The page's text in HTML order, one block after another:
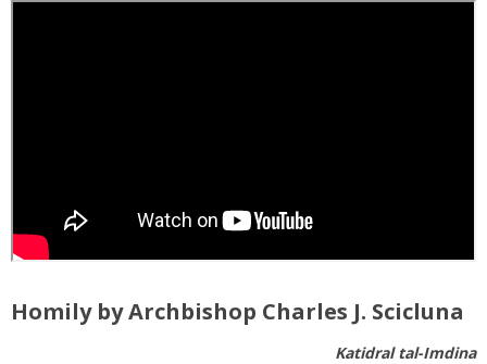
Homily by Archbishop Charles J. Scicluna
Katidral tal-Imdina